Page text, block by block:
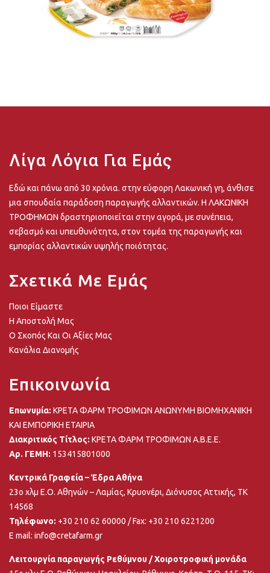
Λίγα Λόγια Για Εμάς
Εδώ και πάνω από 30 χρόνια. στην εύφορη Λακωνική γη, άνθισε
μια σπουδαία παράδοση παραγωγής αλλαντικών. Η ΛΑΚΩΝΙΚΗ
ΤΡΟΦΗΜΩΝ δραστηριοποιείται στην αγορά, με συνέπεια,
σεβασμό και υπευθυνότητα, στον τομέα της παραγωγής και
εμπορίας αλλαντικών υψηλής ποιότητας.
Σχετικά Με Εμάς
Ποιοι Είμαστε
Η Αποστολή Μας
Ο Σκοπός Και Οι Αξίες Μας
Κανάλια Διανομής
Επικοινωνία
Επωνυμία: ΚΡΕΤΑ ΦΑΡΜ ΤΡΟΦΙΜΩΝ ΑΝΩΝΥΜΗ ΒΙΟΜΗΧΑΝΙΚΗ
ΚΑΙ ΕΜΠΟΡΙΚΗ ΕΤΑΙΡΙΑ
Διακριτικός Τίτλος: ΚΡΕΤΑ ΦΑΡΜ ΤΡΟΦΙΜΩΝ Α.Β.Ε.Ε.
Αρ. ΓΕΜΗ: 153415801000
Κεντρικά Γραφεία – Έδρα Αθήνα
23ο χλμ Ε.Ο. Αθηνών – Λαμίας, Κρυονέρι, Διόνυσος Αττικής, ΤΚ
14568
Τηλέφωνο: +30 210 62 60000 / Fax: +30 210 6221200
E mail: info@cretafarm.gr
Λειτουργία παραγωγής Ρεθύμνου / Χοιροτροφική μονάδα